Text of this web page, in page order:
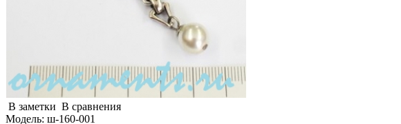
В заметки В сравнения
Модель: ш-160-001